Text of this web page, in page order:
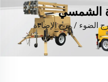
الشمسي
الضوء /برج الإضاءة